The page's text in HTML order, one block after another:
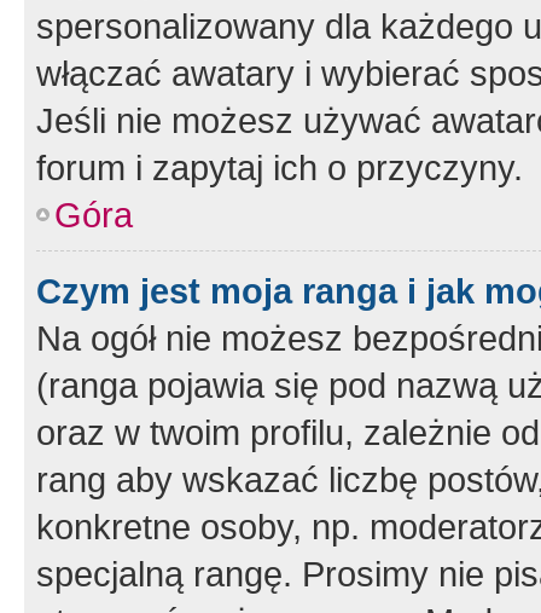
spersonalizowany dla każdego
włączać awatary i wybierać
Jeśli nie możesz używać
forum i zapytaj ich o przyczyny.
Góra
Czym jest moja ranga i jak
Na ogół nie możesz
(ranga pojawia się pod nazwą
oraz w twoim profilu, zależnie
rang aby wskazać liczbę
konkretne osoby, np.
specjalną rangę. Prosimy nie